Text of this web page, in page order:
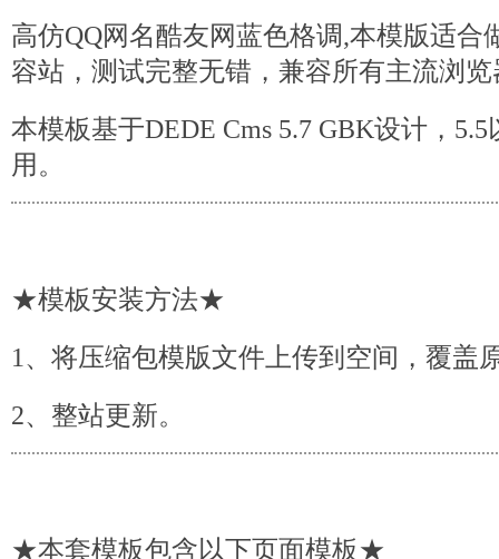
高仿QQ网名酷友网蓝色格调,本模版适合
容站，测试完整无错，兼容所有主流浏览
本模板基于DEDE Cms 5.7 GBK设计，
用。
★模板安装方法★
1、将压缩包模版文件上传到空间，覆盖
2、整站更新。
★本套模板包含以下页面模板★